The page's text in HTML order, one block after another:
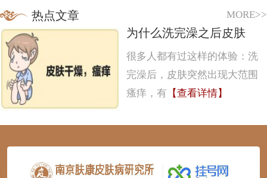
热点文章 MORE>>
为什么洗完澡之后皮肤
很多人都有过这样的体验：洗
完澡后，皮肤突然出现大范围
瘙痒，有 【查看详情】
123456